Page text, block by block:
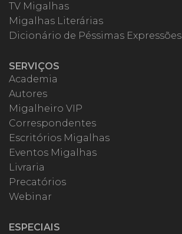
TV Migalhas
Migalhas Literárias
Dicionário de Péssimas Expressões
SERVIÇOS
Academia
Autores
Migalheiro VIP
Correspondentes
Escritórios Migalhas
Eventos Migalhas
Livraria
Precatórios
Webinar
ESPECIAIS